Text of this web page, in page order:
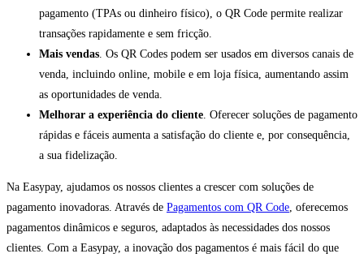
pagamento (TPAs ou dinheiro físico), o QR Code permite realizar
transações rapidamente e sem fricção.
Mais vendas. Os QR Codes podem ser usados em diversos canais de
venda, incluindo online, mobile e em loja física, aumentando assim
as oportunidades de venda.
Melhorar a experiência do cliente. Oferecer soluções de pagamento
rápidas e fáceis aumenta a satisfação do cliente e, por consequência,
a sua fidelização.
Na Easypay, ajudamos os nossos clientes a crescer com soluções de
pagamento inovadoras. Através de Pagamentos com QR Code, oferecemos
pagamentos dinâmicos e seguros, adaptados às necessidades dos nossos
clientes. Com a Easypay, a inovação dos pagamentos é mais fácil do que